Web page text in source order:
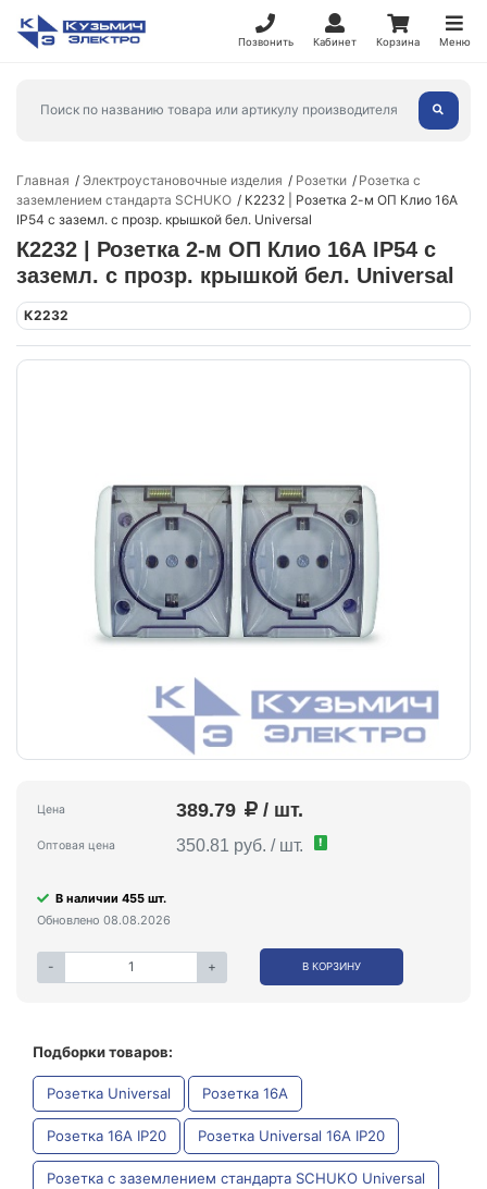
Позвонить Кабинет Корзина Меню
Главная Электроустановочные изделия Розетки
Розетка с
заземлением стандарта SCHUKO
К2232 | Розетка 2-м ОП Клио 16А
IP54 с заземл. с прозр. крышкой бел. Universal
К2232 | Розетка 2-м ОП Клио 16А IP54 с
заземл. с прозр. крышкой бел. Universal
К2232
Цена 389.79 / шт.
Оптовая цена 350.81 руб. / шт. !
В наличии 455 шт.
Обновлено 08.08.2026
- + В КОРЗИНУ
Подборки товаров:
Розетка Universal Розетка 16А
Розетка 16А IP20 Розетка Universal 16А IP20
Розетка с заземлением стандарта SCHUKO Universal